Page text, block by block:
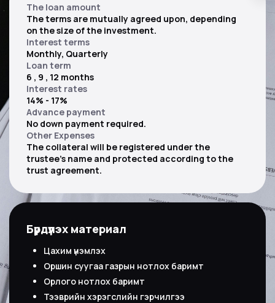
The loan amount
The terms are mutually agreed upon, depending
on the size of the investment.
Interest terms
Monthly, Quarterly
Loan term
6 , 9 , 12 months
Interest rates
14% - 17%
Advance payment
No down payment required.
Other Expenses
The collateral will be registered under the
trustee's name and protected according to the
trust agreement.
Бүрдүүлэх материал
Цахим үнэмлэх
Оршин суугаа газрын нотлох баримт
Орлого нотлох баримт
Тээврийн хэрэгслийн гэрчилгээ